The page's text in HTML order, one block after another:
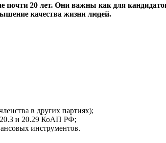
20 лет. Они важны как для
качества жизни людей.
в других партиях);
20.3 и 20.29 КоАП РФ;
инструментов.